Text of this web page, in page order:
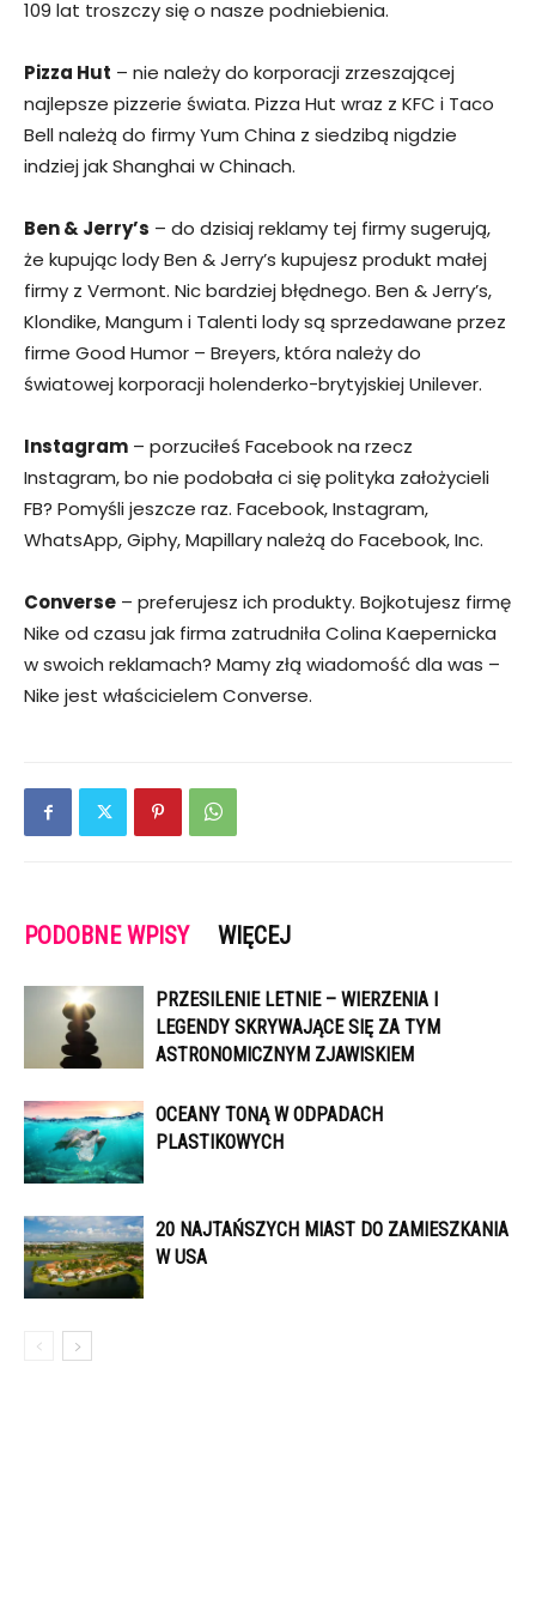
109 lat troszczy się o nasze podniebienia.
Pizza Hut – nie należy do korporacji zrzeszającej
najlepsze pizzerie świata. Pizza Hut wraz z KFC i Taco
Bell należą do firmy Yum China z siedzibą nigdzie
indziej jak Shanghai w Chinach.
Ben & Jerry’s – do dzisiaj reklamy tej firmy sugerują,
że kupując lody Ben & Jerry’s kupujesz produkt małej
firmy z Vermont. Nic bardziej błędnego. Ben & Jerry’s,
Klondike, Mangum i Talenti lody są sprzedawane przez
firme Good Humor – Breyers, która należy do
światowej korporacji holenderko-brytyjskiej Unilever.
Instagram – porzuciłeś Facebook na rzecz
Instagram, bo nie podobała ci się polityka założycieli
FB? Pomyśli jeszcze raz. Facebook, Instagram,
WhatsApp, Giphy, Mapillary należą do Facebook, Inc.
Converse – preferujesz ich produkty. Bojkotujesz firmę
Nike od czasu jak firma zatrudniła Colina Kaepernicka
w swoich reklamach? Mamy złą wiadomość dla was –
Nike jest właścicielem Converse.
PODOBNE WPISY WIĘCEJ
PRZESILENIE LETNIE – WIERZENIA I
LEGENDY SKRYWAJĄCE SIĘ ZA TYM
ASTRONOMICZNYM ZJAWISKIEM
OCEANY TONĄ W ODPADACH
PLASTIKOWYCH
20 NAJTAŃSZYCH MIAST DO ZAMIESZKANIA
W USA